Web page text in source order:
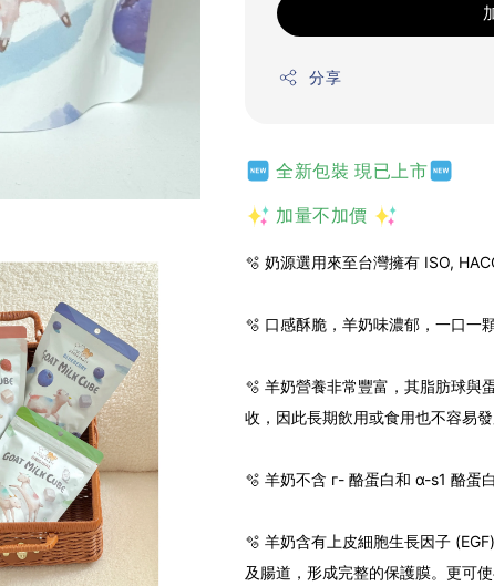
分享
全新包裝 現已上市
加量不加價
🫧奶源選用來至台灣擁有 ISO,
🫧 口感酥脆，羊奶味濃郁，一口一
🫧 羊奶營養非常豐富，其脂肪球與
收，因此長期飲用或食用也不容易
🫧 羊奶不含 г- 酪蛋白和 α-s1 酪蛋
🫧 羊奶含有上皮細胞生長因子
及腸道，形成完整的保護膜。更可